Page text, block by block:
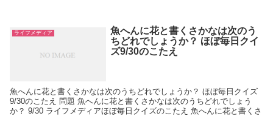
ライフメディア
魚へんに花と書くさかなは次のう
ちどれでしょうか？ ほぼ毎日クイ
ズ9/30のこたえ
魚へんに花と書くさかなは次のうちどれでしょうか？ ほぼ毎日クイズ
9/30のこたえ 問題 魚へんに花と書くさかなは次のうちどれでしょう
か？ 9/30 ライフメディアほぼ毎日クイズのこたえ 魚へんに花と書くさ